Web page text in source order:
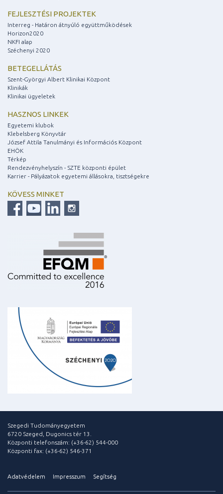
FEJLESZTÉSI PROJEKTEK
Interreg - Határon átnyúló együttműködések
Horizon2020
NKFI alap
Széchenyi 2020
BETEGELLÁTÁS
Szent-Györgyi Albert Klinikai Központ
Klinikák
Klinikai ügyeletek
HASZNOS LINKEK
Egyetemi klubok
Klebelsberg Könyvtár
József Attila Tanulmányi és Információs Központ
EHÖK
Térkép
Rendezvényhelyszín - SZTE központi épület
Karrier - Pályázatok egyetemi állásokra, tisztségekre
KÖVESS MINKET
Szegedi Tudományegyetem
6720 Szeged, Dugonics tér 13.
Központi telefonszám: (+36-62) 544-000
Központi fax: (+36-62) 546-371
Adatvédelem Impresszum Segítség